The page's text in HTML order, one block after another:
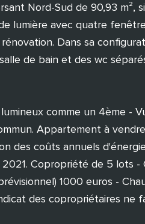
Nord-Sud de 90,93 m²,
lumière avec quatre
Dans sa
de bain et des wc
comme un 4ème -
Appartement à
des coûts annuels
Copropriété de 5 lots -
1000 euros -
des copropriétaires ne